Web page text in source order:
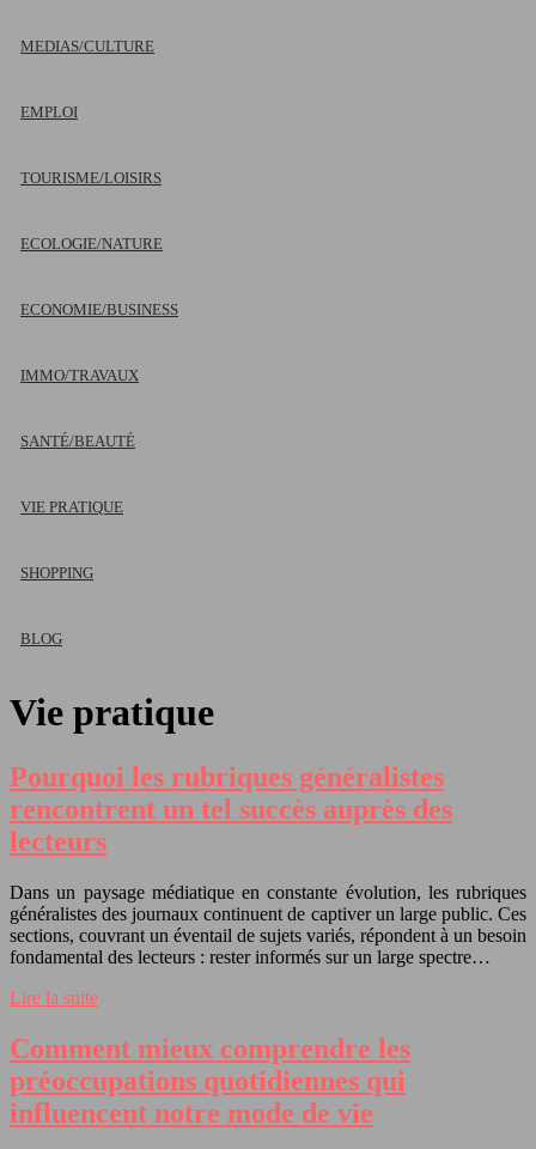
MEDIAS/CULTURE
EMPLOI
TOURISME/LOISIRS
ECOLOGIE/NATURE
ECONOMIE/BUSINESS
IMMO/TRAVAUX
SANTÉ/BEAUTÉ
VIE PRATIQUE
SHOPPING
BLOG
Vie pratique
Pourquoi les rubriques généralistes
rencontrent un tel succès auprès des
lecteurs
Dans un paysage médiatique en constante évolution, les rubriques
généralistes des journaux continuent de captiver un large public. Ces
sections, couvrant un éventail de sujets variés, répondent à un besoin
fondamental des lecteurs : rester informés sur un large spectre…
Lire la suite
Comment mieux comprendre les
préoccupations quotidiennes qui
influencent notre mode de vie